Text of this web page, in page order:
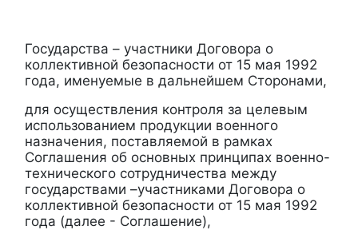
Государства – участники Договора о
коллективной безопасности от 15 мая 1992
года, именуемые в дальнейшем Сторонами,
для осуществления контроля за целевым
использованием продукции военного
назначения, поставляемой в рамках
Соглашения об основных принципах военно-
технического сотрудничества между
государствами –участниками Договора о
коллективной безопасности от 15 мая 1992
года (далее - Соглашение),